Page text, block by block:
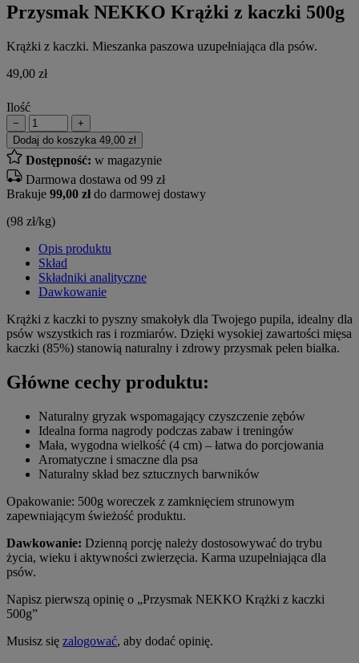
Przysmak NEKKO Krążki z kaczki 500g
Krążki z kaczki. Mieszanka paszowa uzupełniająca dla psów.
49,00 zł
Ilość
−
+
Dodaj do koszyka 49,00 zł
Dostępność: w magazynie
Darmowa dostawa od 99 zł
Brakuje 99,00 złdo darmowej dostawy
(98 zł/kg)
Opis produktu
Skład
Składniki analityczne
Dawkowanie
Krążki z kaczki to pyszny smakołyk dla Twojego pupila, idealny dla
psów wszystkich ras i rozmiarów. Dzięki wysokiej zawartości mięsa
kaczki (85%) stanowią naturalny i zdrowy przysmak pełen białka.
Główne cechy produktu:
Naturalny gryzak wspomagający czyszczenie zębów
Idealna forma nagrody podczas zabaw i treningów
Mała, wygodna wielkość (4 cm) – łatwa do porcjowania
Aromatyczne i smaczne dla psa
Naturalny skład bez sztucznych barwników
Opakowanie: 500g woreczek z zamknięciem strunowym
zapewniającym świeżość produktu.
Dawkowanie: Dzienną porcję należy dostosowywać do trybu
życia, wieku i aktywności zwierzęcia. Karma uzupełniająca dla
psów.
Napisz pierwszą opinię o „Przysmak NEKKO Krążki z kaczki
500g”
Musisz się zalogować, aby dodać opinię.